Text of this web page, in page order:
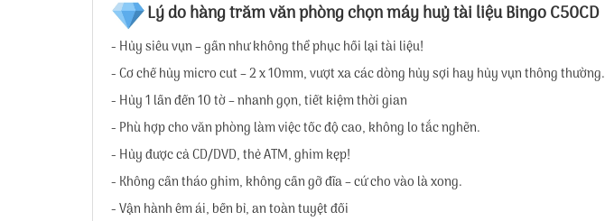
Lý do hàng trăm văn phòng chọn máy huỷ tài liệu Bingo C50CD
- Hủy siêu vụn – gần như không thể phục hồi lại tài liệu!
- Cơ chế hủy micro cut – 2 x 10mm, vượt xa các dòng hủy sợi hay hủy vụn thông thường.
- Hủy 1 lần đến 10 tờ – nhanh gọn, tiết kiệm thời gian
- Phù hợp cho văn phòng làm việc tốc độ cao, không lo tắc nghẽn.
- Hủy được cả CD/DVD, thẻ ATM, ghim kẹp!
- Không cần tháo ghim, không cần gỡ đĩa – cứ cho vào là xong.
- Vận hành êm ái, bền bỉ, an toàn tuyệt đối